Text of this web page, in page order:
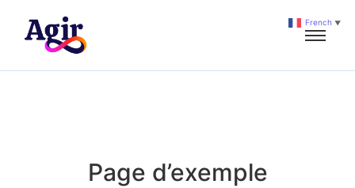
Page d’exemple
French ▼